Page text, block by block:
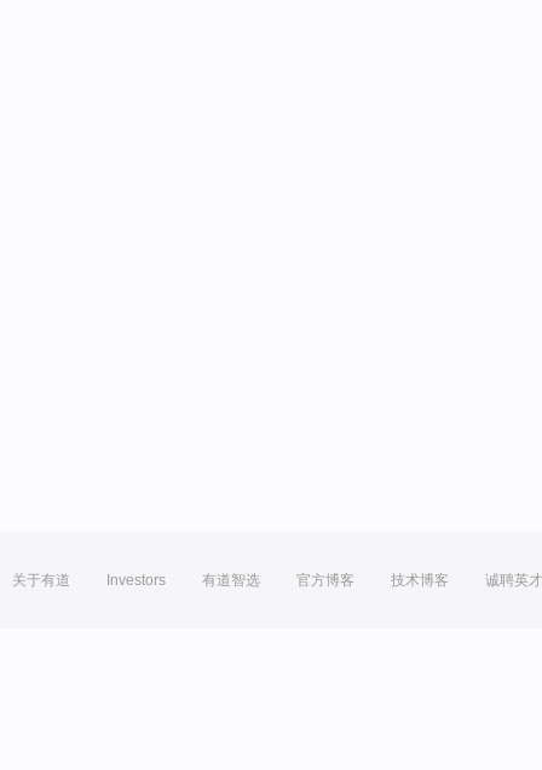
关于有道 Investors 有道智选 官方博客 技术博客 诚聘英才